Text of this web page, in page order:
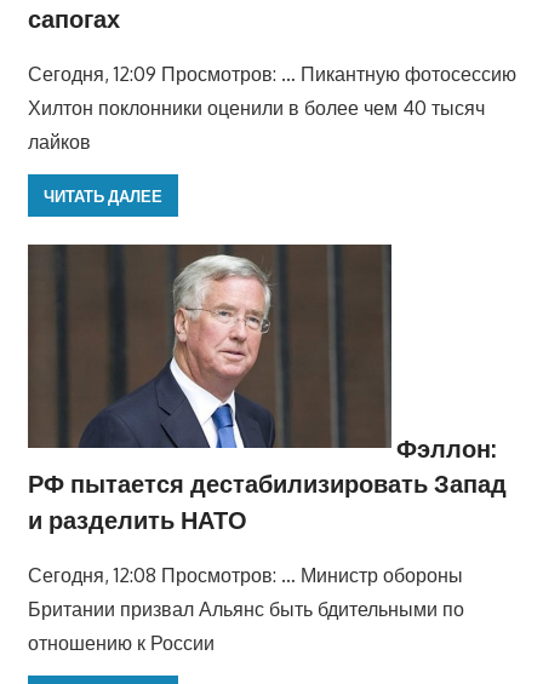
сапогах
Сегодня, 12:09 Просмотров: … Пикантную фотосессию
Хилтон поклонники оценили в более чем 40 тысяч
лайков
ЧИТАТЬ ДАЛЕЕ
Фэллон:
РФ пытается дестабилизировать Запад
и разделить НАТО
Сегодня, 12:08 Просмотров: … Министр обороны
Британии призвал Альянс быть бдительными по
отношению к России